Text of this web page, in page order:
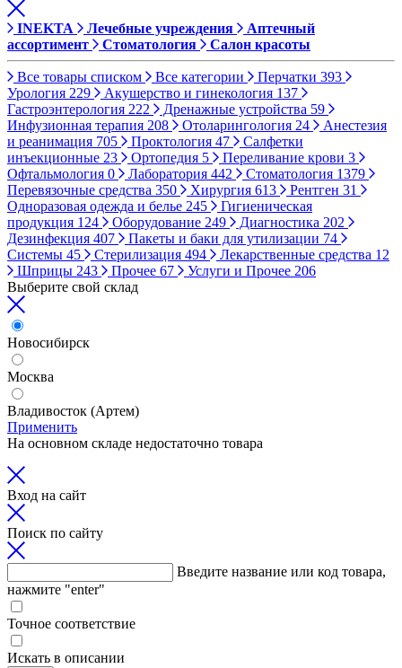
INEKTA Лечебные учреждения
Аптечный
ассортимент
Стоматология Салон красоты
Все товары списком Все категории Перчатки 393
Урология 229 Акушерство и гинекология 137
Гастроэнтерология 222 Дренажные устройства 59
Инфузионная терапия 208 Отоларингология 24
Анестезия
и реанимация 705 Проктология 47
Салфетки
инъекционные 23 Ортопедия 5 Переливание крови 3
Офтальмология 0 Лаборатория 442 Стоматология 1379
Перевязочные средства 350 Хирургия 613 Рентген 31
Одноразовая одежда и белье 245
Гигиеническая
продукция 124 Оборудование 249 Диагностика 202
Дезинфекция 407 Пакеты и баки для утилизации 74
Системы 45 Стерилизация 494 Лекарственные средства 12
Шприцы 243 Прочее 67 Услуги и Прочее 206
Выберите свой склад
Новосибирск
Москва
Владивосток (Артем)
Применить
На основном складе недостаточно товара
Вход на сайт
Поиск по сайту
Введите название или код товара,
нажмите "enter"
Точное соответствие
Искать в описании